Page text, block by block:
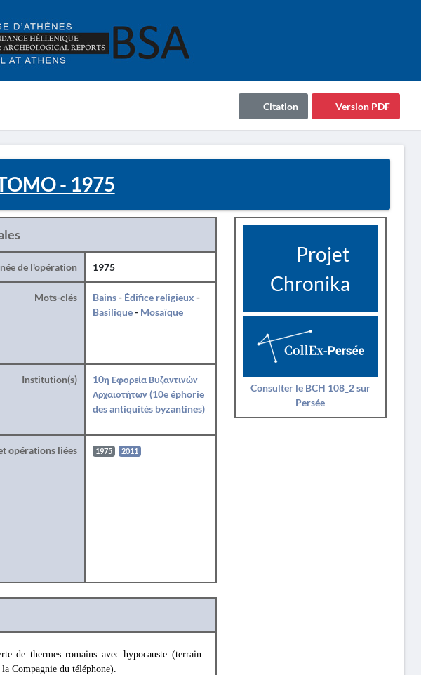
Version PDF
Citation
- 1975
de l'opération 1975
Mots-clés Bains- Édifice religieux -
Basilique- Mosaïque
Institution(s)
10η Εφορεία Βυζαντινών
Αρχαιοτήτων (10e éphorie
des antiquités byzantines)
opérations liées 1975 2011
de thermes romains avec hypocauste (terrain
Compagnie du téléphone).
Projet
Chronika
Consulter le BCH 108_2 sur
Persée